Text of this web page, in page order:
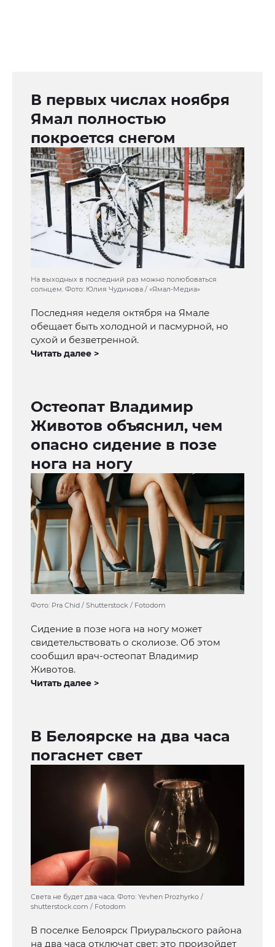
В первых числах ноября
Ямал полностью
покроется снегом
На выходных в последний раз можно полюбоваться
солнцем. Фото: Юлия Чудинова / «Ямал-Медиа»
Последняя неделя октября на Ямале
обещает быть холодной и пасмурной, но
сухой и безветренной.
Читать далее >
Остеопат Владимир
Животов объяснил, чем
опасно сидение в позе
нога на ногу
Фото: Pra Chid / Shutterstock / Fotodom
Сидение в позе нога на ногу может
свидетельствовать о сколиозе. Об этом
сообщил врач-остеопат Владимир
Животов.
Читать далее >
В Белоярске на два часа
погаснет свет
Света не будет два часа. Фото: Yevhen Prozhyrko /
shutterstock.com / Fotodom
В поселке Белоярск Приуральского района
на два часа отключат свет: это произойдет